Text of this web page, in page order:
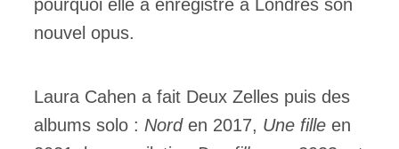
pourquoi elle a enregistré à Londres son
nouvel opus.
Laura Cahen a fait Deux Zelles puis des
albums solo : Nord en 2017, Une fille en